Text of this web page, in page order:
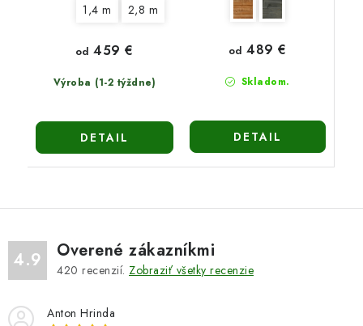
1,4 m 2,8 m
Výroba (1-2 týždne)
od 459 €
DETAIL
Skladom.
od 489 €
DETAIL
4.9 Overené zákazníkmi
420 recenzií. Zobraziť všetky recenzie
Anton Hrinda